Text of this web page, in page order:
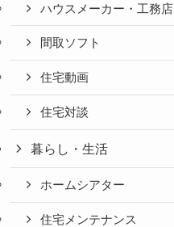
ハウスメーカー・工務店
間取ソフト
住宅動画
住宅対談
暮らし・生活
ホームシアター
住宅メンテナンス